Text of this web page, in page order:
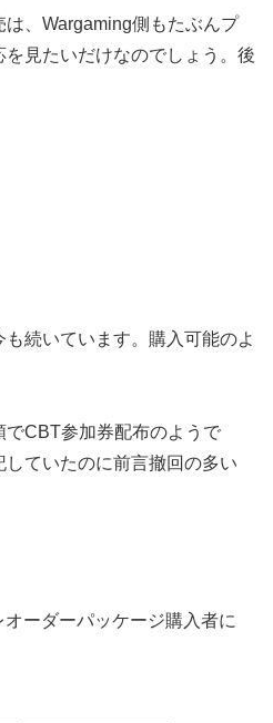
、Wargaming側もたぶんプ
見たいだけなのでしょう。後
続いています。購入可能のよ
でCBT参加券配布のようで
ていたのに前言撤回の多い
ーダーパッケージ購入者に